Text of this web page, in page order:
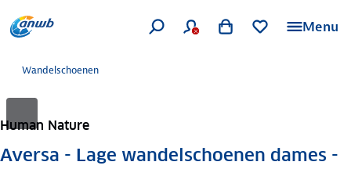
Menu
Wandelschoenen
Human Nature
Aversa - Lage wandelschoenen dames -